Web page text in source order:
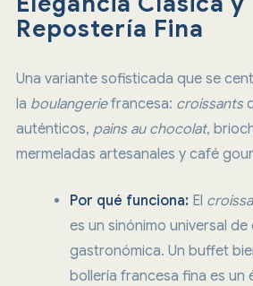
Repostería Fina
Una variante sofisticada que se
la boulangeriefrancesa: croissants
auténticos, pains au chocolat,
mermeladas artesanales y café
Por qué funciona:El
es un sinónimo universal de
gastronómica. Un buffet
bollería francesa fina es un